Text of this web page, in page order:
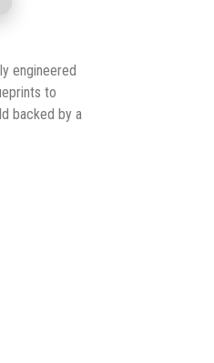
engineered
to
backed by a